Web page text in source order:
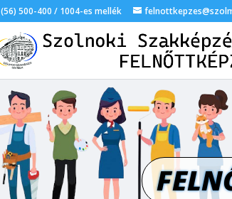
(56) 500-400 / 1004-es mellék